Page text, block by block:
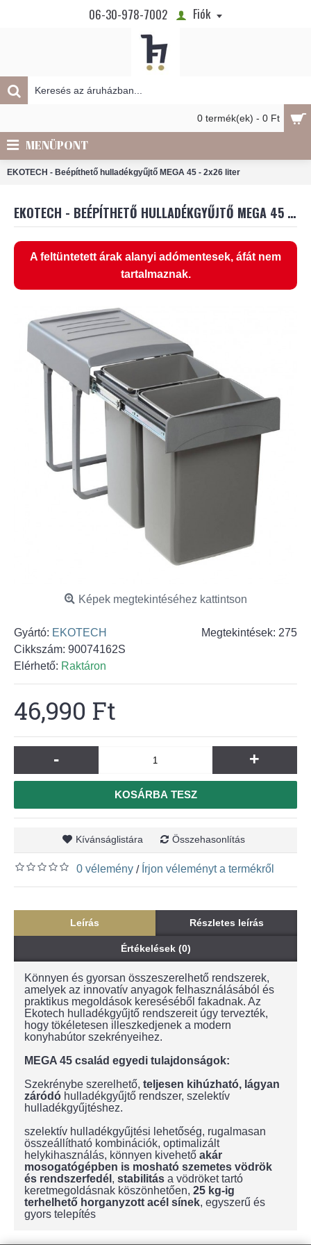
06-30-978-7002 Fiók
0 termék(ek) - 0 Ft
MENÜPONT
EKOTECH - Beépíthető hulladékgyűjtő MEGA 45 - 2x26 liter
EKOTECH - BEÉPÍTHETŐ HULLADÉKGYŰJTŐ MEGA 45 - 2X26 LITER
A feltüntetett árak alanyi adómentesek, áfát nem
tartalmaznak.
Képek megtekintéséhez kattintson
Megtekintések: 275
Gyártó: EKOTECH
Cikkszám: 90074162S
Elérhető: Raktáron
46,990 Ft
- +
KOSÁRBA TESZ
Kívánságlistára Összehasonlítás
0 vélemény / Írjon véleményt a termékről
Leírás Részletes leírás
Értékelések (0)
Könnyen és gyorsan összeszerelhető rendszerek,
amelyek az innovatív anyagok felhasználásából és
praktikus megoldások kereséséből fakadnak. Az
Ekotech hulladékgyűjtő rendszereit úgy tervezték,
hogy tökéletesen illeszkedjenek a modern
konyhabútor szekrényeihez.
MEGA 45 család egyedi tulajdonságok:
Szekrénybe szerelhető, teljesen kihúzható, lágyan
záródó hulladékgyűjtő rendszer, szelektív
hulladékgyűjtéshez.
szelektív hulladékgyűjtési lehetőség, rugalmasan
összeállítható kombinációk, optimalizált
helykihasználás, könnyen kivehető akár
mosogatógépben is mosható szemetes vödrök
és rendszerfedél , stabilitás a vödröket tartó
keretmegoldásnak köszönhetően, 25 kg-ig
terhelhető horganyzott acél sínek, egyszerű és
gyors telepítés